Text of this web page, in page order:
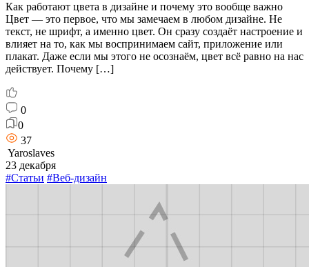
Как работают цвета в дизайне и почему это вообще важно
Цвет — это первое, что мы замечаем в любом дизайне. Не
текст, не шрифт, а именно цвет. Он сразу создаёт настроение и
влияет на то, как мы воспринимаем сайт, приложение или
плакат. Даже если мы этого не осознаём, цвет всё равно на нас
действует. Почему […]
0
0
37
Yaroslaves
23 декабря
#Статьи #Веб-дизайн